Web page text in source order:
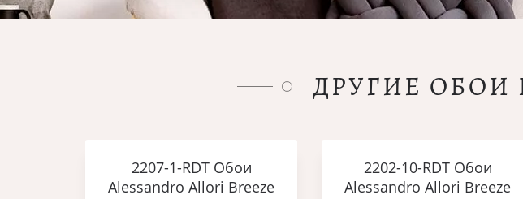
ДРУГИЕ ОБОИ
2207-1-RDT Обои
Alessandro Allori Breeze
2202-10-RDT Обои
Alessandro Allori Breeze